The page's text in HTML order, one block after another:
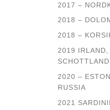
2017 –
2018 –
2018 –
2019
SCHOTTLAND
2020 –
RUSSIA
2021